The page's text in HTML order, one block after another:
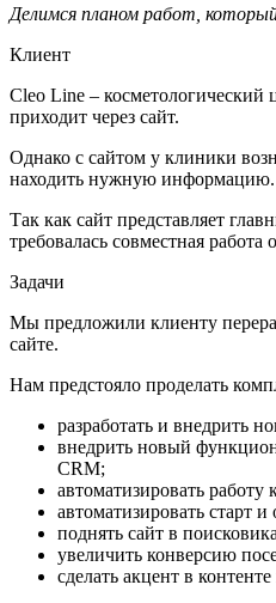
Делимся планом работ,
Клиент
Cleo Line – косметологический
приходит через сайт.
Однако с сайтом у клиники
находить нужную информацию.
Так как сайт представляет
требовалась совместная
Задачи
Мы предложили клиенту
сайте.
Нам предстояло проделать
разработать и внедрить
внедрить новый
CRM;
автоматизировать работу
автоматизировать старт
поднять сайт в
увеличить конверсию
сделать акцент в